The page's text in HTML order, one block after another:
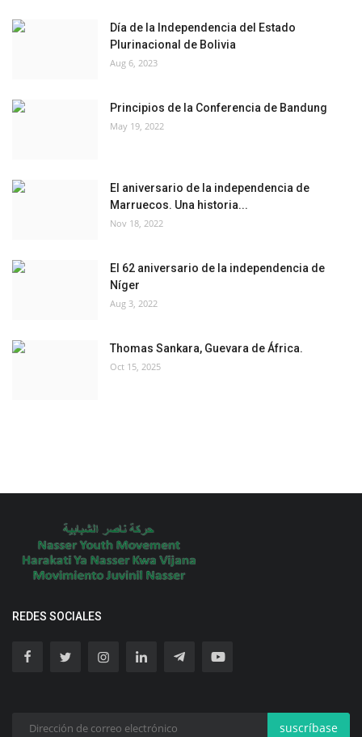
Día de la Independencia del Estado
Plurinacional de Bolivia
Aug 6, 2023
Principios de la Conferencia de Bandung
May 19, 2022
El aniversario de la independencia de
Marruecos. Una historia...
Nov 18, 2022
El 62 aniversario de la independencia de
Níger
Aug 3, 2022
Thomas Sankara, Guevara de África.
Oct 15, 2025
REDES SOCIALES
suscríbase